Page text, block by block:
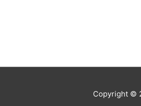
Copyright ©